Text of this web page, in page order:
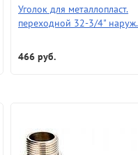
Уголок для металлопласт.
переходной 32-3/4" наруж.
466 руб.